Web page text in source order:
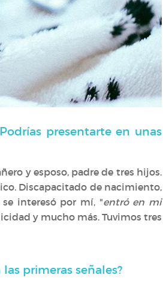
presentarte en unas
y esposo, padre de tres hijos.
Discapacitado de nacimiento,
interesó por mí, "entró en mi
y mucho más. Tuvimos tres
primeras señales?